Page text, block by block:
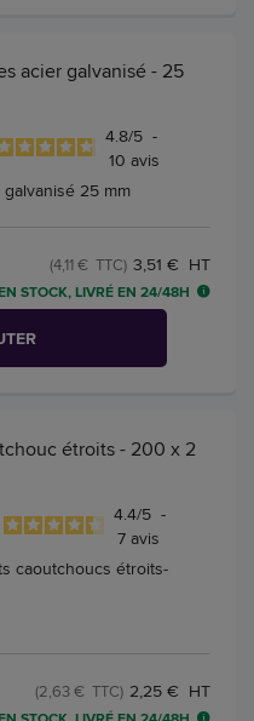
acier galvanisé - 25
4.8/5 -
10 avis
25 mm
3,51 € HT
(4,11 € TTC)
STOCK, LIVRÉ EN 24/48H
étroits - 200 x 2
4.4/5 -
7 avis
caoutchoucs étroits-
2,25 € HT
(2,63 € TTC)